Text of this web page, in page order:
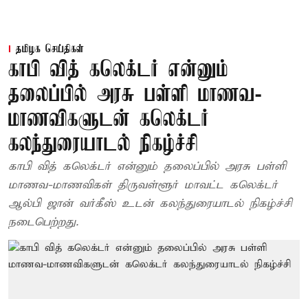
தமிழக செய்திகள்
காபி வித் கலெக்டர் என்னும்
தலைப்பில் அரசு பள்ளி மாணவ-
மாணவிகளுடன் கலெக்டர்
கலந்துரையாடல் நிகழ்ச்சி
காபி வித் கலெக்டர் என்னும் தலைப்பில் அரசு பள்ளி
மாணவ-மாணவிகள் திருவள்ளூர் மாவட்ட கலெக்டர்
ஆல்பி ஜான் வர்கீஸ் உடன் கலந்துரையாடல் நிகழ்ச்சி
நடைபெற்றது.